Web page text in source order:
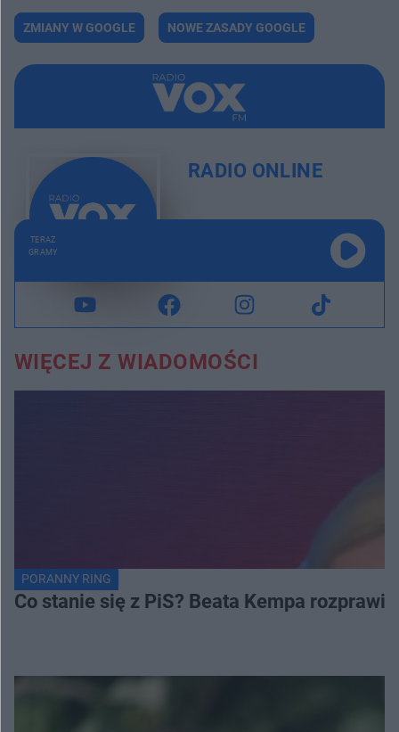
ZMIANY W GOOGLE NOWE ZASADY GOOGLE
RADIO ONLINE
TERAZ
GRAMY
WIĘCEJ Z WIADOMOŚCI
PORANNY RING
Co stanie się z PiS? Beata Kempa